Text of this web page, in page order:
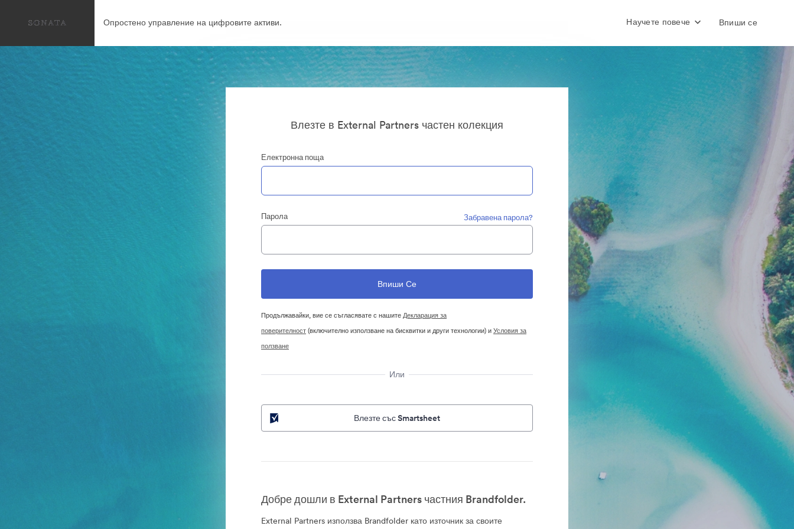
Опростено управление на цифровите активи. Научете повече Впиши се
Влезте в External Partners частен колекция
Електронна поща
Парола Забравена парола?
Продължавайки, вие се съгласявате с нашитеДекларация за
поверителност(включително използване на бисквитки и други технологии) иУсловия за
ползване
Или
Влезте със Smartsheet
Добре дошли в External Partners частния Brandfolder.
External Partners използва Brandfolder като източник за своите